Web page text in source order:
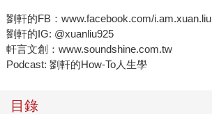
劉軒的FB：www.facebook.com/i.am.xuan.liu
劉軒的IG: @xuanliu925
軒言文創：www.soundshine.com.tw
Podcast: 劉軒的How-To人生學
目錄